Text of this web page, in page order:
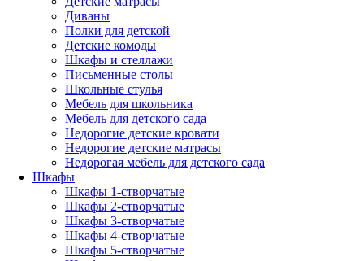
Диваны
Полки для детской
Детские комоды
Шкафы и стеллажи
Письменные столы
Школьные стулья
Мебель для школьника
Мебель для детского сада
Недорогие детские кровати
Недорогие детские матрасы
Недорогая мебель для детского сада
Шкафы
Шкафы 1-створчатые
Шкафы 2-створчатые
Шкафы 3-створчатые
Шкафы 4-створчатые
Шкафы 5-створчатые